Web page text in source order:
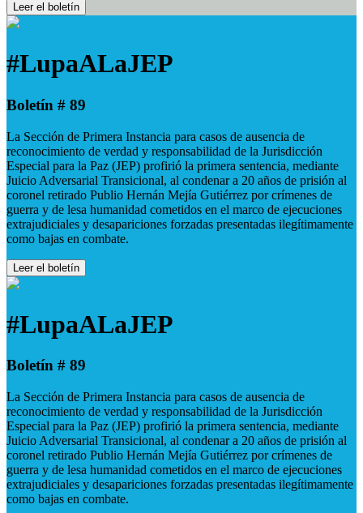
Leer el boletín
#LupaALaJEP
Boletín # 89
La Sección de Primera Instancia para casos de ausencia de
reconocimiento de verdad y responsabilidad de la Jurisdicción
Especial para la Paz (JEP) profirió la primera sentencia, mediante
Juicio Adversarial Transicional, al condenar a 20 años de prisión al
coronel retirado Publio Hernán Mejía Gutiérrez por crímenes de
guerra y de lesa humanidad cometidos en el marco de ejecuciones
extrajudiciales y desapariciones forzadas presentadas ilegítimamente
como bajas en combate.
Leer el boletín
#LupaALaJEP
Boletín # 89
La Sección de Primera Instancia para casos de ausencia de
reconocimiento de verdad y responsabilidad de la Jurisdicción
Especial para la Paz (JEP) profirió la primera sentencia, mediante
Juicio Adversarial Transicional, al condenar a 20 años de prisión al
coronel retirado Publio Hernán Mejía Gutiérrez por crímenes de
guerra y de lesa humanidad cometidos en el marco de ejecuciones
extrajudiciales y desapariciones forzadas presentadas ilegítimamente
como bajas en combate.